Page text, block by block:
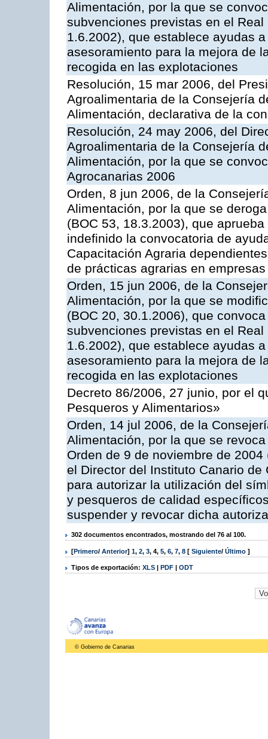
Alimentación, por la que se
subvenciones previstas en el
1.6.2002), que establece ayudas
asesoramiento para la mejora de
recogida en las explotaciones
Resolución, 15 mar 2006, del
Agroalimentaria de la Consejería
Alimentación, declarativa de la
Resolución, 24 may 2006, del
Agroalimentaria de la Consejería
Alimentación, por la que se
Agrocanarias 2006
Orden, 8 jun 2006, de la
Alimentación, por la que se
(BOC 53, 18.3.2003), que
indefinido la convocatoria de
Capacitación Agraria
de prácticas agrarias en
Orden, 15 jun 2006, de la
Alimentación, por la que se
(BOC 20, 30.1.2006), que
subvenciones previstas en el
1.6.2002), que establece ayudas
asesoramiento para la mejora de
recogida en las explotaciones
Decreto 86/2006, 27 junio, por el
Pesqueros y Alimentarios»
Orden, 14 jul 2006, de la
Alimentación, por la que se
Orden de 9 de noviembre de
el Director del Instituto Canario
para autorizar la utilización del
y pesqueros de calidad
suspender y revocar dicha
302 documentos encontrados, mostrando del 76 al 100.
[Primero/ Anterior] 1, 2, 3, 4, 5, 6, 7, 8 [ Siguiente/ Último ]
Tipos de exportación: XLS | PDF | ODT
© Gobierno de Canarias